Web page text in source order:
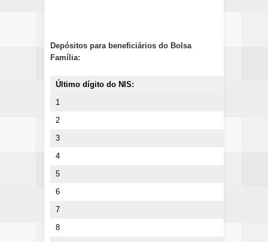
Depósitos para beneficiários do Bolsa
Família:
Último dígito do NIS:
1
2
3
4
5
6
7
8